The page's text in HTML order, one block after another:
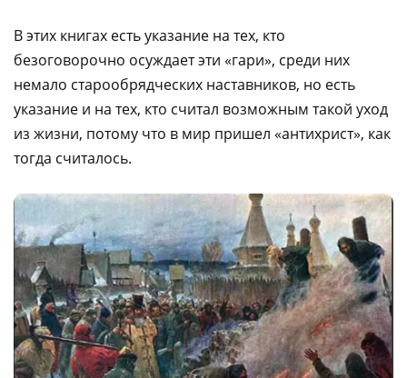
В этих книгах есть указание на тех, кто
безоговорочно осуждает эти «гари», среди них
немало старообрядческих наставников, но есть
указание и на тех, кто считал возможным такой уход
из жизни, потому что в мир пришел «антихрист», как
тогда считалось.